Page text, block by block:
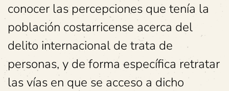
conocer las percepciones que tenía la
población costarricense acerca del
delito internacional de trata de
personas, y de forma específica retratar
las vías en que se acceso a dicho